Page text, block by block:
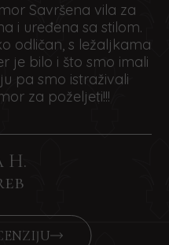
Savršena vila za
i uređena sa stilom.
odličan, s ležaljkama
je bilo i što smo imali
pa smo istraživali
za poželjeti!!!
H.